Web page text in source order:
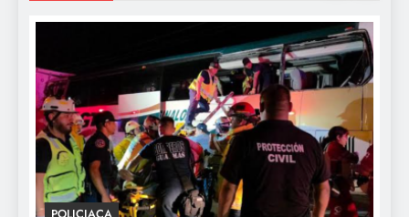
POLICIACA